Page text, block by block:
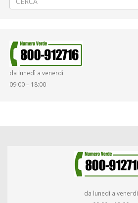
da lunedì a venerdì
09:00 – 18:00
da lunedì a venerdì